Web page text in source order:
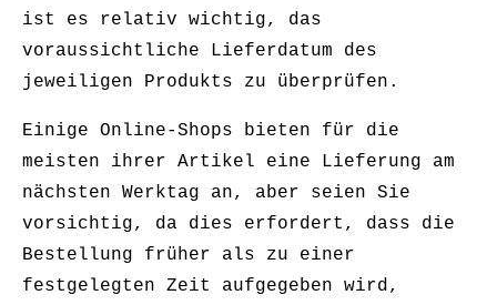
ist es relativ wichtig, das
voraussichtliche Lieferdatum des
jeweiligen Produkts zu überprüfen.
Einige Online-Shops bieten für die
meisten ihrer Artikel eine Lieferung am
nächsten Werktag an, aber seien Sie
vorsichtig, da dies erfordert, dass die
Bestellung früher als zu einer
festgelegten Zeit aufgegeben wird,